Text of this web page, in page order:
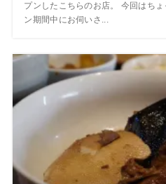
プンしたこちらのお店。 今回はち
ン期間中にお伺いさ...